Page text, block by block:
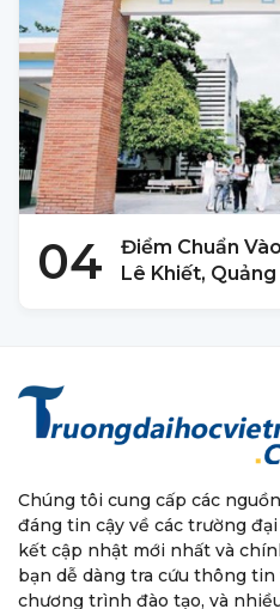
04
Điểm Chuẩn
Lê Khiết,
Chúng tôi cung cấp các
đáng tin cậy về các trường
kết cập nhật mới nhất và
bạn dễ dàng tra cứu thông
chương trình đào tạo, và